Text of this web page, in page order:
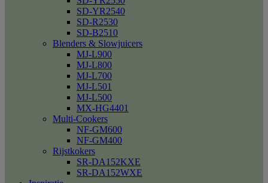
SD-YR2540
SD-R2530
SD-B2510
Blenders & Slowjuicers
MJ-L900
MJ-L800
MJ-L700
MJ-L501
MJ-L500
MX-HG4401
Multi-Cookers
NF-GM600
NF-GM400
Rijstkokers
SR-DA152KXE
SR-DA152WXE